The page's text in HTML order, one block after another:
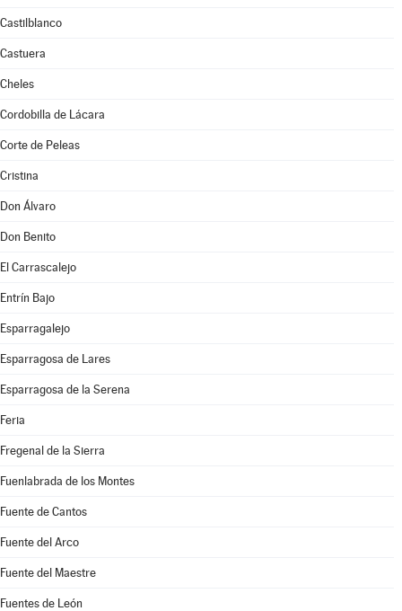
Castilblanco
Castuera
Cheles
Cordobilla de Lácara
Corte de Peleas
Cristina
Don Álvaro
Don Benito
El Carrascalejo
Entrín Bajo
Esparragalejo
Esparragosa de Lares
Esparragosa de la Serena
Feria
Fregenal de la Sierra
Fuenlabrada de los Montes
Fuente de Cantos
Fuente del Arco
Fuente del Maestre
Fuentes de León